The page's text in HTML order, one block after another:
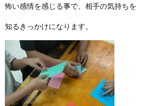
怖い感情を感じる事で、相手の気持ちを
知るきっかけになります。